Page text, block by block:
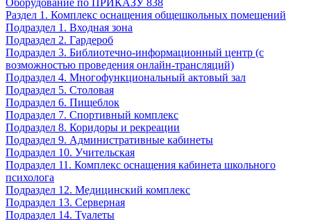
Оборудование по ПРИКАЗУ 838
Раздел 1. Комплекс оснащения общешкольных помещений
Подраздел 1. Входная зона
Подраздел 2. Гардероб
Подраздел 3. Библиотечно-информационный центр (с
возможностью проведения онлайн-трансляций)
Подраздел 4. Многофункциональный актовый зал
Подраздел 5. Столовая
Подраздел 6. Пищеблок
Подраздел 7. Спортивный комплекс
Подраздел 8. Коридоры и рекреации
Подраздел 9. Административные кабинеты
Подраздел 10. Учительская
Подраздел 11. Комплекс оснащения кабинета школьного
психолога
Подраздел 12. Медицинский комплекс
Подраздел 13. Серверная
Подраздел 14. Туалеты